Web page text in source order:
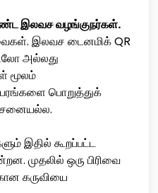
இலவச வழங்குநர்கள்.
இலவச டைனமிக் QR
அல்லது
மூலம்
பொறுத்துக்
இதில் கூறப்பட்ட
முதலில் ஒரு பிரிவை
கருவியை